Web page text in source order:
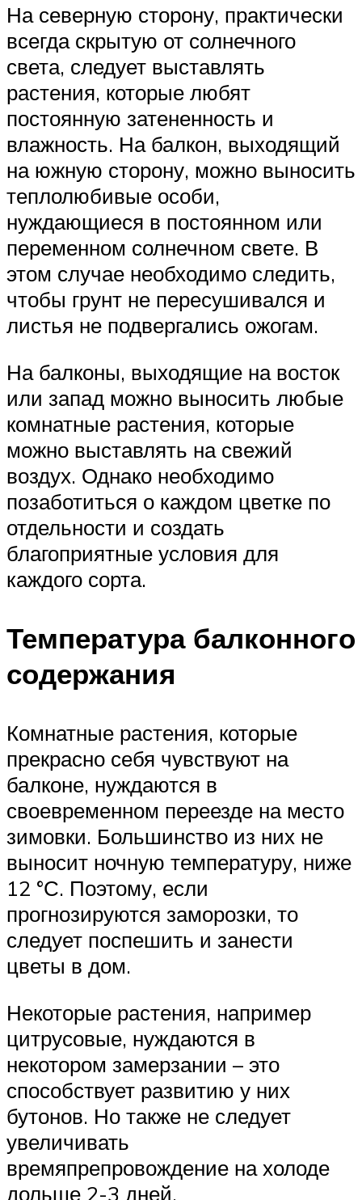
На северную сторону, практически
всегда скрытую от солнечного
света, следует выставлять
растения, которые любят
постоянную затененность и
влажность. На балкон, выходящий
на южную сторону, можно выносить
теплолюбивые особи,
нуждающиеся в постоянном или
переменном солнечном свете. В
этом случае необходимо следить,
чтобы грунт не пересушивался и
листья не подвергались ожогам.
На балконы, выходящие на восток
или запад можно выносить любые
комнатные растения, которые
можно выставлять на свежий
воздух. Однако необходимо
позаботиться о каждом цветке по
отдельности и создать
благоприятные условия для
каждого сорта.
Температура балконного
содержания
Комнатные растения, которые
прекрасно себя чувствуют на
балконе, нуждаются в
своевременном переезде на место
зимовки. Большинство из них не
выносит ночную температуру, ниже
12 °С. Поэтому, если
прогнозируются заморозки, то
следует поспешить и занести
цветы в дом.
Некоторые растения, например
цитрусовые, нуждаются в
некотором замерзании – это
способствует развитию у них
бутонов. Но также не следует
увеличивать
времяпрепровождение на холоде
дольше 2-3 дней.